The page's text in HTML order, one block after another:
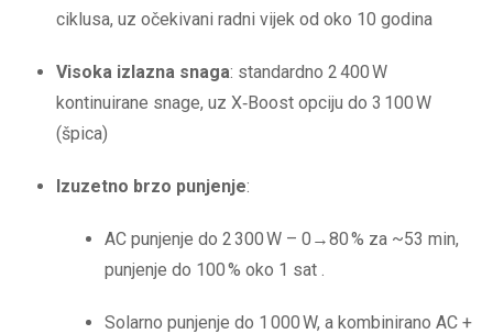
ciklusa, uz očekivani radni vijek od oko 10 godina
Visoka izlazna snaga: standardno 2 400 W
kontinuirane snage, uz X‑Boost opciju do 3 100 W
(špica)
Izuzetno brzo punjenje:
AC punjenje do 2 300 W – 0→80 % za ~53 min,
punjenje do 100 % oko 1 sat .
Solarno punjenje do 1 000 W, a kombinirano AC +